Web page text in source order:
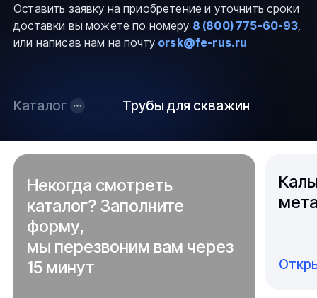
Оставить заявку на приобретение и уточнить сроки
доставки вы можете по номеру 8 (800) 775-60-93,
или написав нам на почту orsk@fe-rus.ru
Каталог Трубы для скважин
Некогда смотреть
каталог? Заполните
форму,
мы перезвоним вам через
15 минут